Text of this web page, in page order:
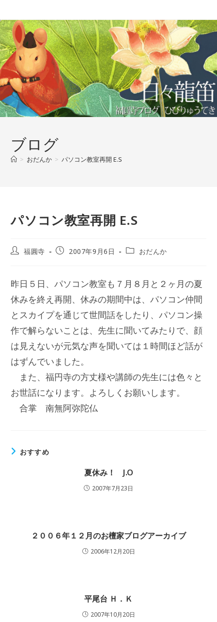
ン
テ
ン
ツ
へ
ス
キ
ッ
プ
ブログ
> おだんか > パソコン教室再開 E.S
パソコン教室再開 E.S
投
福圓寺
投
日:
2007年9月6日
投
テ
ゴ
リ
ー:
おだんか
昨日５日、パソコン教室も７月８月と２ヶ月の夏
休みを終え再開、休みの期間中は、パソコン仲間
とスカイプを通じて世間話をしたり、パソコン操
作で解らないことは、先生に聞いてみたりで、顔
は見えないが元気な声を聞いては１時間ほど話が
はずんでいました。
また、福円寺の方丈様や講師の先生には色々と
お世話になります。よろしくお願いします。
合掌 南無阿弥陀仏
おすすめ
夏休み！ J.O
2007年7月23日
２００６年１２月のお檀家ブログアーカイブ
2006年12月20日
平尾台 Ｈ．Ｋ
2007年10月20日